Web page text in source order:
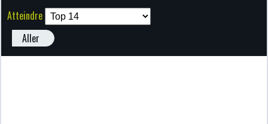
Atteindre
Aller